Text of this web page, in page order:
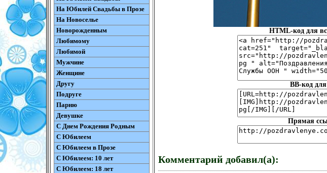
На Юбилей Свадьбы в Прозе
На Новоселье
Новорожденным
Любимому
Любимой
Мужчине
Женщине
Другу
Подруге
Парню
Девушке
С Днем Рождения Родным
С Юбилеем
С Юбилеем в Прозе
С Юбилеем: 10 лет
С Юбилеем: 18 лет
HTML-код для
BB-код
Прямая
Комментарий добавил(а):